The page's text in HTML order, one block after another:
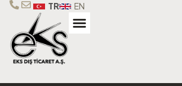
TR EN